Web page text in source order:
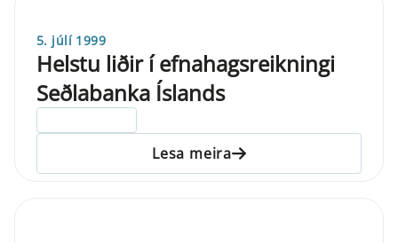
5. júlí 1999
Helstu liðir í efnahagsreikningi
Seðlabanka Íslands
Lesa meira